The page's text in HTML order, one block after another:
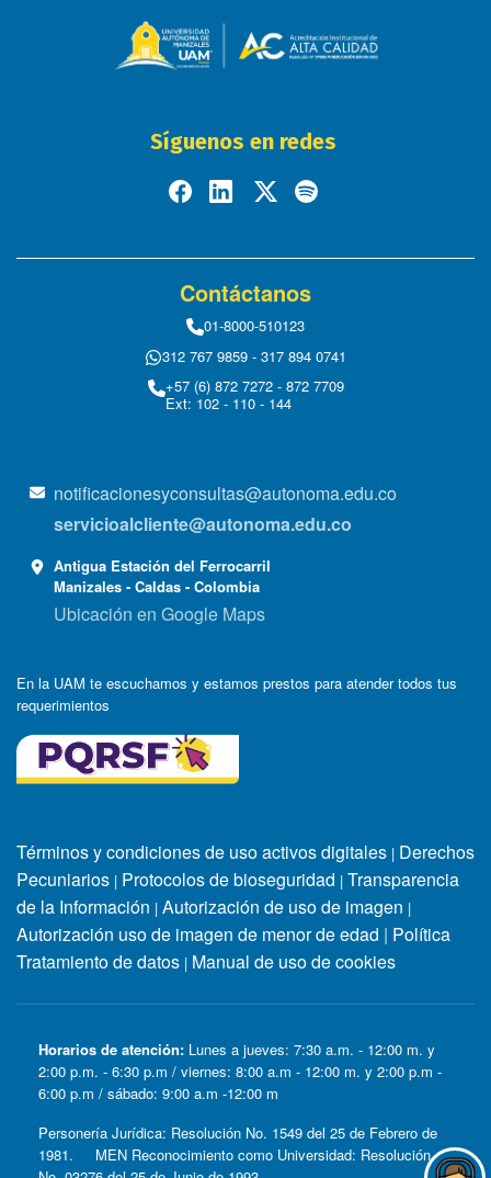
Síguenos en redes
Contáctanos
01-8000-510123
312 767 9859 - 317 894 0741
+57 (6) 872 7272 - 872 7709
Ext: 102 - 110 - 144
notificacionesyconsultas@autonoma.edu.co
servicioalcliente@autonoma.edu.co
Antigua Estación del Ferrocarril
Manizales - Caldas - Colombia
Ubicación en Google Maps
En la UAM te escuchamos y estamos prestos para atender todos tus
requerimientos
Términos y condiciones de uso activos digitales | Derechos
Pecuniarios | Protocolos de bioseguridad | Transparencia
de la Información | Autorización de uso de imagen |
Autorización uso de imagen de menor de edad | Política
Tratamiento de datos | Manual de uso de cookies
Horarios de atención: Lunes a jueves: 7:30 a.m. - 12:00 m. y
2:00 p.m. - 6:30 p.m / viernes: 8:00 a.m - 12:00 m. y 2:00 p.m -
6:00 p.m / sábado: 9:00 a.m -12:00 m
Personería Jurídica: Resolución No. 1549 del 25 de Febrero de
1981. MEN Reconocimiento como Universidad: Resolución